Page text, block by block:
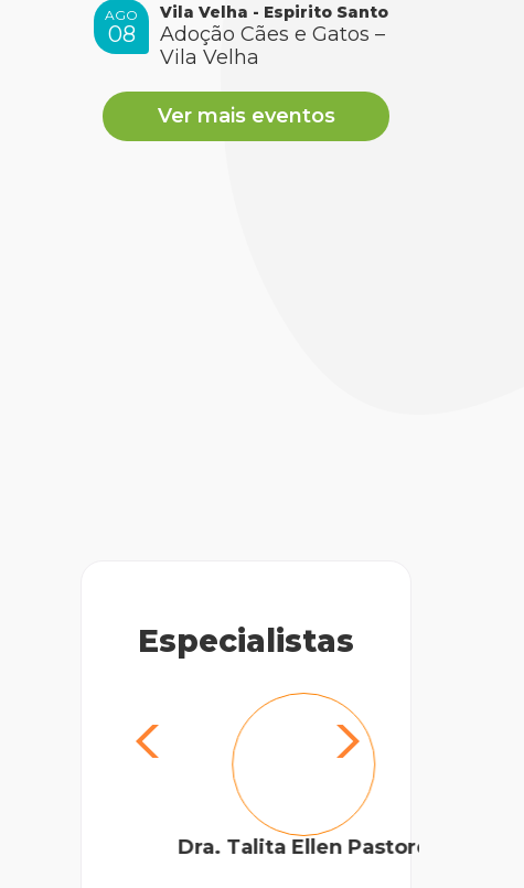
AGO
08
Vila Velha - Espirito Santo
Adoção Cães e Gatos –
Vila Velha
Ver mais eventos
Especialistas
Dra. Talita Ellen Pastore